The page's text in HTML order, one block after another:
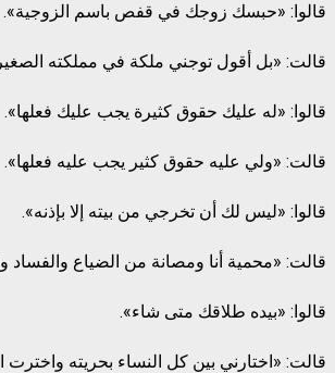
قالوا: «حبسك زوجك في قفص باسم الزوجية».
قالت: «بل أقول توجني ملكة في مملكته
قالوا: «له عليك حقوق كثيرة يجب عليك فعلها».
قالت: «ولي عليه حقوق كثير يجب عليه فعلها».
قالوا: «ليس لك أن تخرجي من بيته إلا بإذنه».
قالت: «محمية أنا ومصانة من الضياع والفساد
قالوا: «بيده طلاقك متى شاء».
قالت: «اختارني بين كل النساء بحريته واخترت